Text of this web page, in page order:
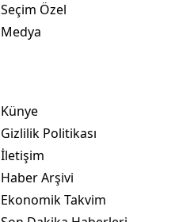
Seçim Özel
Medya
Künye
Gizlilik Politikası
İletişim
Haber Arşivi
Ekonomik Takvim